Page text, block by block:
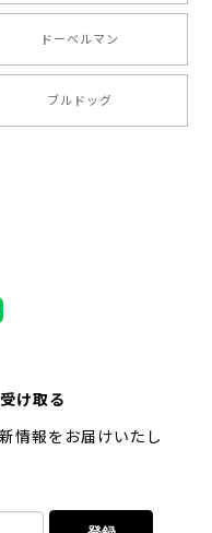
【 柴犬 毛色3色】マグカップ お家用 プレゼント コーギーブラザーズ 犬 うちの子
ドーベルマン
ブルドッグ
け取る
情報をお届けいたし